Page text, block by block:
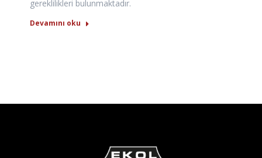
gereklilikleri bulunmaktadır.
Devamını oku